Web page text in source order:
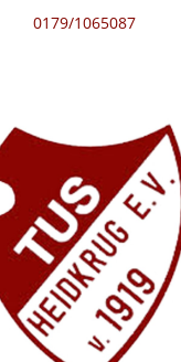
0179/1065087